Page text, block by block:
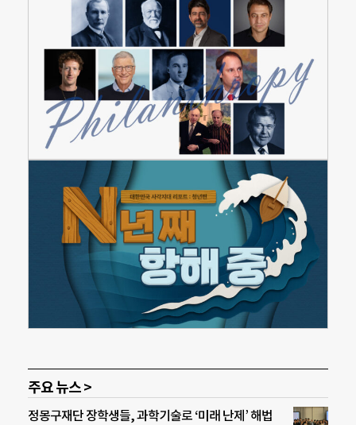
주요 뉴스 >
정몽구재단 장학생들, 과학기술로 ‘미래 난제’ 해법